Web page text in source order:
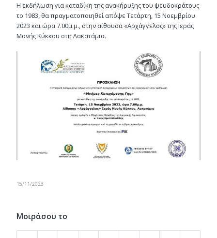
Η εκδήλωση για καταδίκη της ανακήρυξης του ψευδοκράτους
το 1983, θα πραγματοποιηθεί απόψε Τετάρτη, 15 Νοεμβρίου
2023 και ώρα 7.00μ.μ., στην αίθουσα «Αρχάγγελος» της Ιεράς
Μονής Κύκκου στη Λακατάμια.
15/11/2023
Μοιράσου το